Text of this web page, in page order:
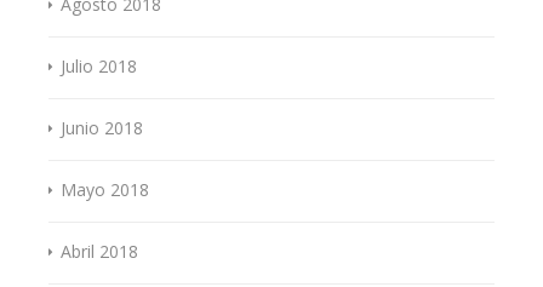
Julio 2018
Junio 2018
Mayo 2018
Abril 2018